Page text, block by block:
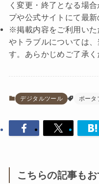
く変更・終了となる場
プや公式サイトにて最新
※掲載内容をご利用い
やトラブルについては
す。あらかじめご了承く
デジタルツール ポータ
こちらの記事もお